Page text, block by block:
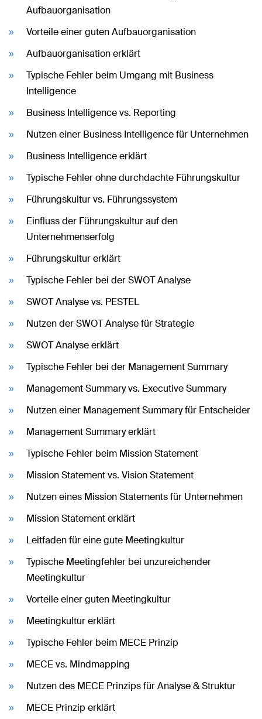
Aufbauorganisation
Vorteile einer guten Aufbauorganisation
Aufbauorganisation erklärt
Typische Fehler beim Umgang mit Business
Intelligence
Business Intelligence vs. Reporting
Nutzen einer Business Intelligence für Unternehmen
Business Intelligence erklärt
Typische Fehler ohne durchdachte Führungskultur
Führungskultur vs. Führungssystem
Einfluss der Führungskultur auf den
Unternehmenserfolg
Führungskultur erklärt
Typische Fehler bei der SWOT Analyse
SWOT Analyse vs. PESTEL
Nutzen der SWOT Analyse für Strategie
SWOT Analyse erklärt
Typische Fehler bei der Management Summary
Management Summary vs. Executive Summary
Nutzen einer Management Summary für Entscheider
Management Summary erklärt
Typische Fehler beim Mission Statement
Mission Statement vs. Vision Statement
Nutzen eines Mission Statements für Unternehmen
Mission Statement erklärt
Leitfaden für eine gute Meetingkultur
Typische Meetingfehler bei unzureichender
Meetingkultur
Vorteile einer guten Meetingkultur
Meetingkultur erklärt
Typische Fehler beim MECE Prinzip
MECE vs. Mindmapping
Nutzen des MECE Prinzips für Analyse & Struktur
MECE Prinzip erklärt